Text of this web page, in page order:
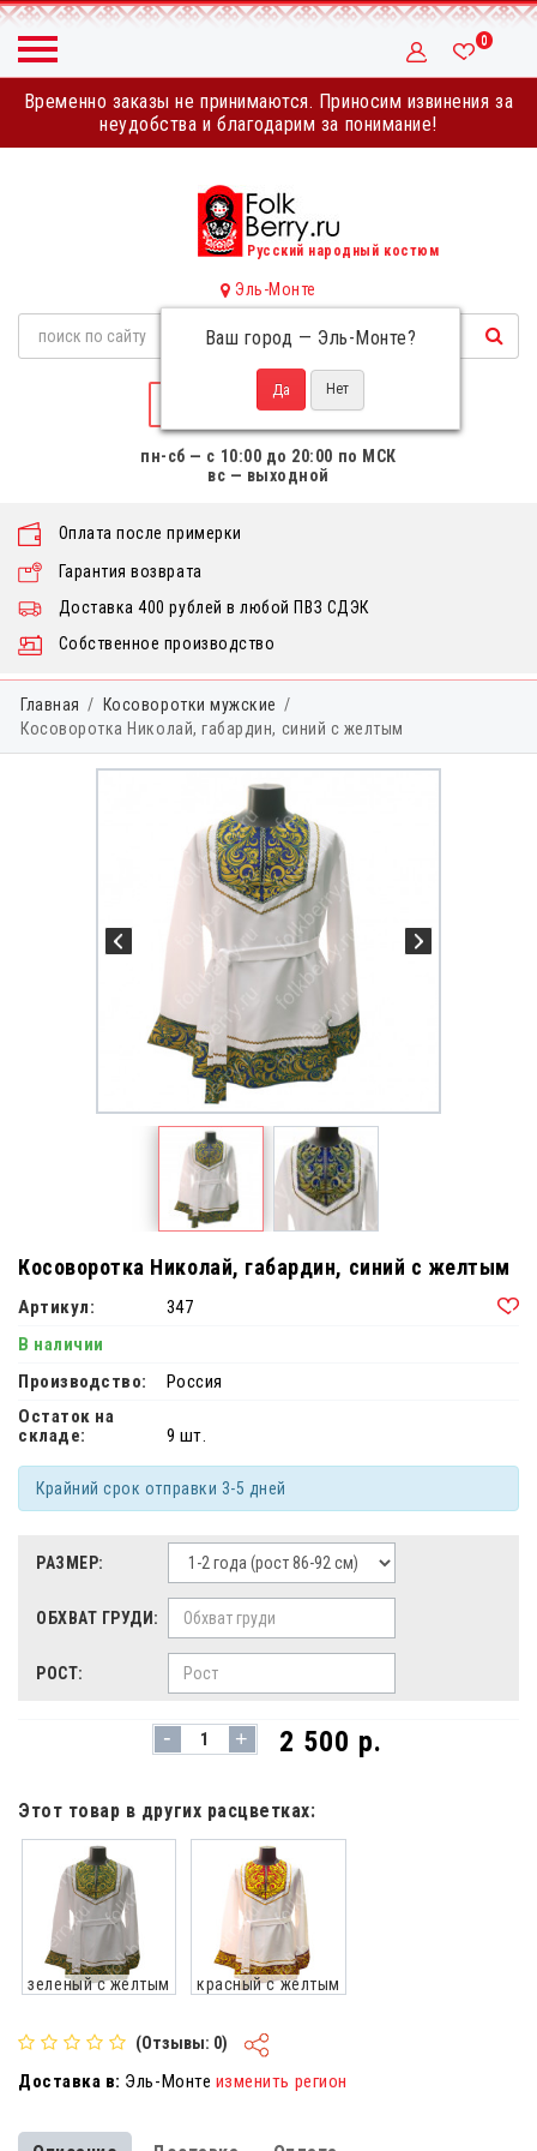
Временно заказы не принимаются. Приносим извинения за
неудобства и благодарим за понимание!
0
Русский народный костюм
Эль-Монте
Ваш город — Эль-Монте?
НАПИСАТЬ НАМ
пн-сб — с 10:00 до 20:00 по МСК
вс — выходной
Собственное производство
Оплата после примерки
Гарантия возврата
Доставка 400 рублей в любой ПВЗ СДЭК
Главная
Косоворотки мужские
Косоворотка Николай, габардин, синий с желтым
Косоворотка Николай, габардин, синий с желтым
Артикул:
347
В наличии
Производство:
Россия
Остаток на
складе:
9 шт.
Крайний срок отправки 3-5 дней
РАЗМЕР:
ОБХВАТ ГРУДИ:
РОСТ:
- + 2 500 р.
Этот товар в других расцветках:
зеленый с желтым красный с желтым
(Отзывы: 0)
Доставка в: Эль-Монте изменить регион